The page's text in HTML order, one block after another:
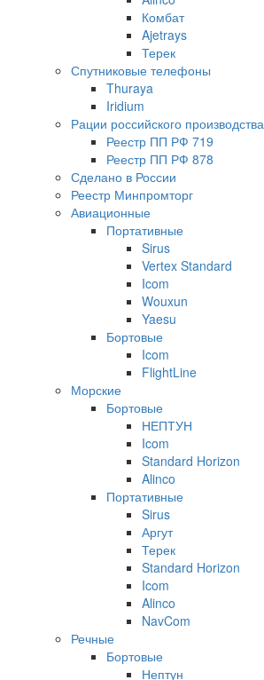
Комбат
Ajetrays
Терек
Спутниковые телефоны
Thuraya
Iridium
Рации российского производства
Реестр ПП РФ 719
Реестр ПП РФ 878
Сделано в России
Реестр Минпромторг
Авиационные
Портативные
Sirus
Vertex Standard
Icom
Wouxun
Yaesu
Бортовые
Icom
FlightLine
Морские
Бортовые
НЕПТУН
Icom
Standard Horizon
Alinco
Портативные
Sirus
Аргут
Терек
Standard Horizon
Icom
Alinco
NavCom
Речные
Бортовые
Нептун